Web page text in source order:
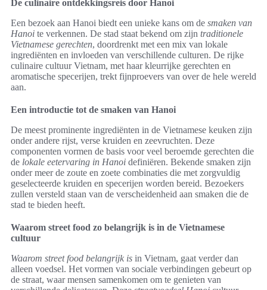
De culinaire ontdekkingsreis door Hanoi
Een bezoek aan Hanoi biedt een unieke kans om de smaken van
Hanoi te verkennen. De stad staat bekend om zijn traditionele
Vietnamese gerechten, doordrenkt met een mix van lokale
ingrediënten en invloeden van verschillende culturen. De rijke
culinaire cultuur Vietnam, met haar kleurrijke gerechten en
aromatische specerijen, trekt fijnproevers van over de hele wereld
aan.
Een introductie tot de smaken van Hanoi
De meest prominente ingrediënten in de Vietnamese keuken zijn
onder andere rijst, verse kruiden en zeevruchten. Deze
componenten vormen de basis voor veel beroemde gerechten die
de lokale eetervaring in Hanoi definiëren. Bekende smaken zijn
onder meer de zoute en zoete combinaties die met zorgvuldig
geselecteerde kruiden en specerijen worden bereid. Bezoekers
zullen versteld staan van de verscheidenheid aan smaken die de
stad te bieden heeft.
Waarom street food zo belangrijk is in de Vietnamese
cultuur
Waarom street food belangrijk is in Vietnam, gaat verder dan
alleen voedsel. Het vormen van sociale verbindingen gebeurt op
de straat, waar mensen samenkomen om te genieten van